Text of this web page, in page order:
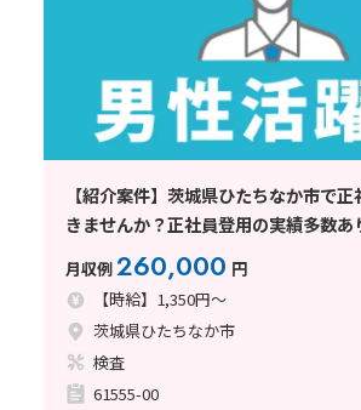
【紹介案件】茨城県ひたちなか市で
きませんか？正社員登用の実績多数あ
月収例260,000 円
【時給】1,350円～
茨城県ひたちなか市
検査
61555-00